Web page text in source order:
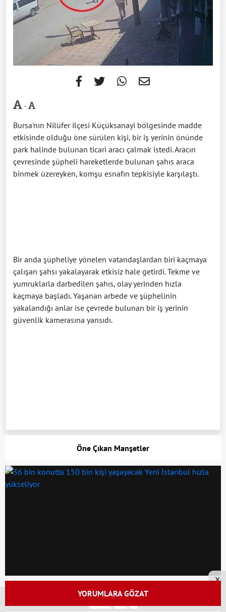
-
Bursa'nın Nilüfer ilçesi Küçüksanayi bölgesinde madde
etkisinde olduğu öne sürülen kişi, bir iş yerinin önünde
park halinde bulunan ticari aracı çalmak istedi. Aracın
çevresinde şüpheli hareketlerde bulunan şahıs araca
binmek üzereyken, komşu esnafın tepkisiyle karşılaştı.
Bir anda şüpheliye yönelen vatandaşlardan biri kaçmaya
çalışan şahsı yakalayarak etkisiz hale getirdi. Tekme ve
yumruklarla darbedilen şahıs, olay yerinden hızla
kaçmaya başladı. Yaşanan arbede ve şüphelinin
yakalandığı anlar ise çevrede bulunan bir iş yerinin
güvenlik kamerasına yansıdı.
Öne Çıkan Manşetler
YORUMLARA GÖZAT
x